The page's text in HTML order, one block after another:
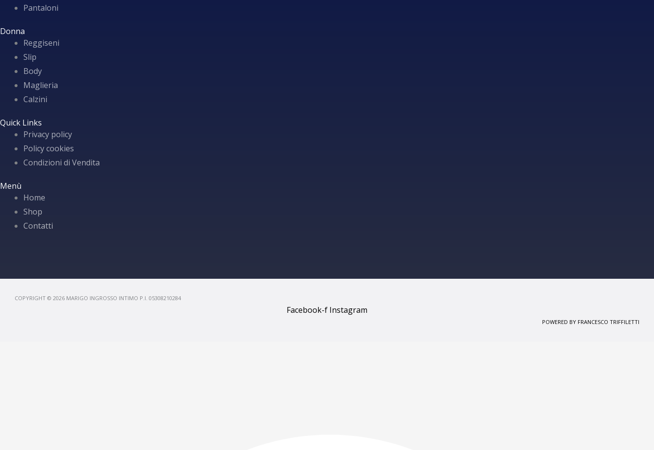
Pantaloni
Donna
Reggiseni
Slip
Body
Maglieria
Calzini
Quick Links
Privacy policy
Policy cookies
Condizioni di Vendita
Menù
Home
Shop
Contatti
COPYRIGHT © 2026 MARIGO INGROSSO INTIMO P.I. 05308210284
Facebook-f Instagram
POWERED BY FRANCESCO TRIFFILETTI